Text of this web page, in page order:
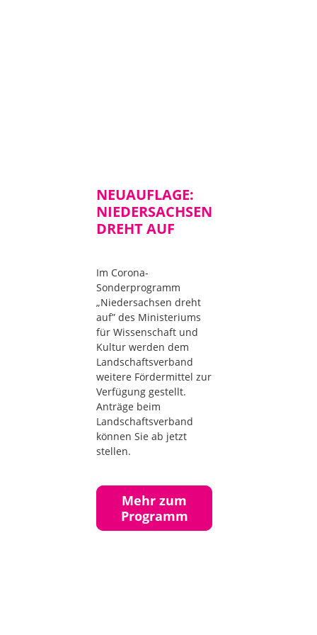
NEUAUFLAGE:
NIEDERSACHSEN
DREHT AUF
Im Corona-
Sonderprogramm
„Niedersachsen dreht
auf” des Ministeriums
für Wissenschaft und
Kultur werden dem
Landschaftsverband
weitere Fördermittel zur
Verfügung gestellt.
Anträge beim
Landschaftsverband
können Sie ab jetzt
stellen.
Mehr zum
Programm